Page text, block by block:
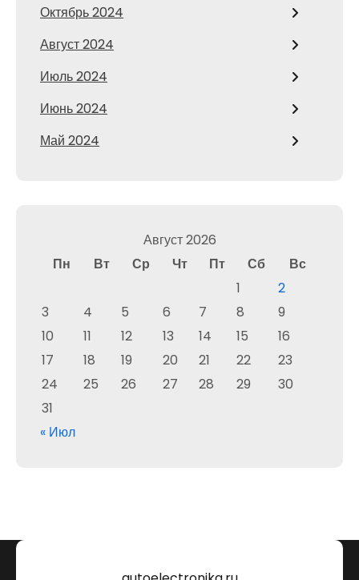
Октябрь 2024
Август 2024
Июль 2024
Июнь 2024
Май 2024
Август 2026
Пн
Вт Ср Чт Пт Сб
Вс
1
2
3
4 5 6 7 8
9
10
11 12 13 14 15
16
17
18 19 20 21 22
23
24
25 26 27 28 29
30
31
« Июл